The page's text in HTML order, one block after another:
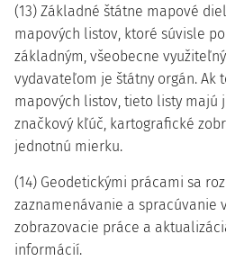
(13) Základné štátne mapové
mapových listov, ktoré súvisle
základným, všeobecne
vydavateľom je štátny orgán. Ak
mapových listov, tieto listy majú
značkový kľúč, kartografické
jednotnú mierku.
(14) Geodetickými prácami sa
zaznamenávanie a spracúvanie
zobrazovacie práce a
informácií.